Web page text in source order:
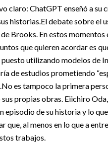
claro: ChatGPT enseñó a su
historias.El debate sobre el
Brooks. En estos
que quieren acordar es
utilizando modelos de
de estudios prometiendo
No es tampoco la primera
propias obras. Eiichiro
episodio de su historia y lo
que, al menos en lo que a
trabajos.